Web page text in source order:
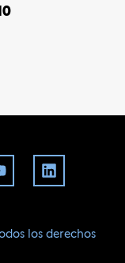
los derechos